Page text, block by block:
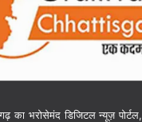
का भरोसेमंद डिजिटल न्यूज़